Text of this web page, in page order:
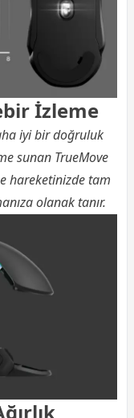
İzleme
iyi bir doğruluk
sunan TrueMove
hareketinizde tam
olanak tanır.